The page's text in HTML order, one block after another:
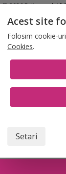
© 2026 Folina.ro | All
Acest site
Folosim cookie-
Cookies.
Setari